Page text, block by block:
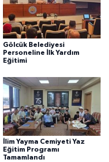
Gölcük Belediyesi
Personeline İlk Yardım
Eğitimi
İlim Yayma Cemiyeti Yaz
Eğitim Programı
Tamamlandı